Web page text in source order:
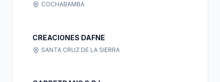
COCHABAMBA
CREACIONES DAFNE
SANTA CRUZ DE LA SIERRA